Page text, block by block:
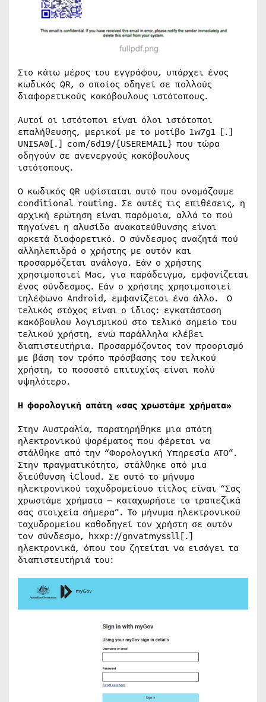
Στο κάτω μέρος του εγγράφου, υπάρχει ένας
κωδικός QR, ο οποίος οδηγεί σε πολλούς
διαφορετικούς κακόβουλους ιστότοπους.
Αυτοί οι ιστότοποι είναι όλοι ιστότοποι
επαλήθευσης, μερικοί με το μοτίβο 1w7g1 [.]
UNISA0[.] com/6d19/{USEREMAIL} που τώρα
οδηγούν σε ανενεργούς κακόβουλους
ιστότοπους.
Ο κωδικός QR υφίσταται αυτό που ονομάζουμε
conditional routing. Σε αυτές τις επιθέσεις, η
αρχική ερώτηση είναι παρόμοια, αλλά το πού
πηγαίνει η αλυσίδα ανακατεύθυνσης είναι
αρκετά διαφορετικό. Ο σύνδεσμος αναζητά πού
αλληλεπιδρά ο χρήστης με αυτόν και
προσαρμόζεται ανάλογα. Εάν ο χρήστης
χρησιμοποιεί Mac, για παράδειγμα, εμφανίζεται
ένας σύνδεσμος. Εάν ο χρήστης χρησιμοποιεί
τηλέφωνο Android, εμφανίζεται ένα άλλο. Ο
τελικός στόχος είναι ο ίδιος: εγκατάσταση
κακόβουλου λογισμικού στο τελικό σημείο του
τελικού χρήστη, ενώ παράλληλα κλέβει
διαπιστευτήρια. Προσαρμόζοντας τον προορισμό
με βάση τον τρόπο πρόσβασης του τελικού
χρήστη, το ποσοστό επιτυχίας είναι πολύ
υψηλότερο.
Η φορολογική απάτη «σας χρωστάμε χρήματα»
Στην Αυστραλία, παρατηρήθηκε μια απάτη
ηλεκτρονικού ψαρέματος που φέρεται να
στάλθηκε από την “Φορολογική Υπηρεσία ATO”.
Στην πραγματικότητα, στάλθηκε από μια
διεύθυνση iCloud. Σε αυτό το μήνυμα
ηλεκτρονικού ταχυδρομείουο τίτλος είναι “Σας
χρωστάμε χρήματα – καταχωρήστε τα τραπεζικά
σας στοιχεία σήμερα”. Το μήνυμα ηλεκτρονικού
ταχυδρομείου καθοδηγεί τον χρήστη σε αυτόν
τον σύνδεσμο, hxxp://gnvatmyssll[.]
ηλεκτρονικά, όπου του ζητείται να εισάγει τα
διαπιστευτήριά του: